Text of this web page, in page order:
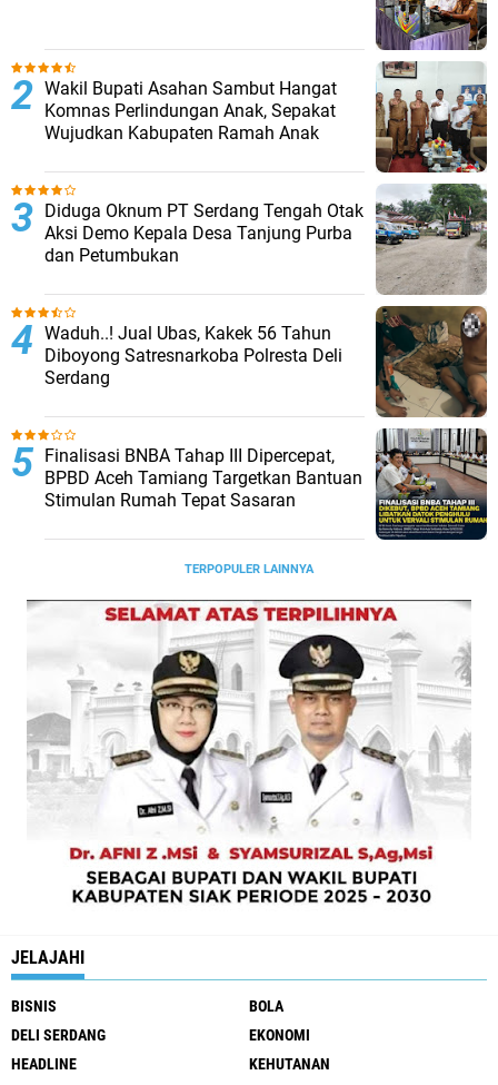
Wakil Bupati Asahan Sambut Hangat
Komnas Perlindungan Anak, Sepakat
Wujudkan Kabupaten Ramah Anak
Diduga Oknum PT Serdang Tengah Otak
Aksi Demo Kepala Desa Tanjung Purba
dan Petumbukan
Waduh..! Jual Ubas, Kakek 56 Tahun
Diboyong Satresnarkoba Polresta Deli
Serdang
Finalisasi BNBA Tahap III Dipercepat,
BPBD Aceh Tamiang Targetkan Bantuan
Stimulan Rumah Tepat Sasaran
TERPOPULER LAINNYA
JELAJAHI
BISNIS
BOLA
DELI SERDANG
EKONOMI
HEADLINE
KEHUTANAN